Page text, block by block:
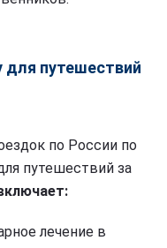
для путешествий
по России по
путешествий за
лечение в